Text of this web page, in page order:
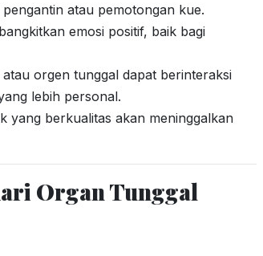
atau pemotongan kue.
emosi positif, baik bagi
orgen tunggal dapat berinteraksi
lebih personal.
yang berkualitas akan meninggalkan
Organ Tunggal